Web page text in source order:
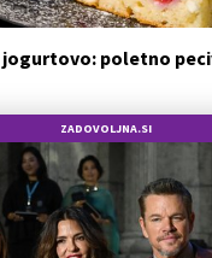
poletno
ZADOVOLJNA.SI